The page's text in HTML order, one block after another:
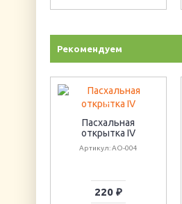
Рекомендуем
Пасхальная
открытка IV
Артикул: АО-004
220 ₽